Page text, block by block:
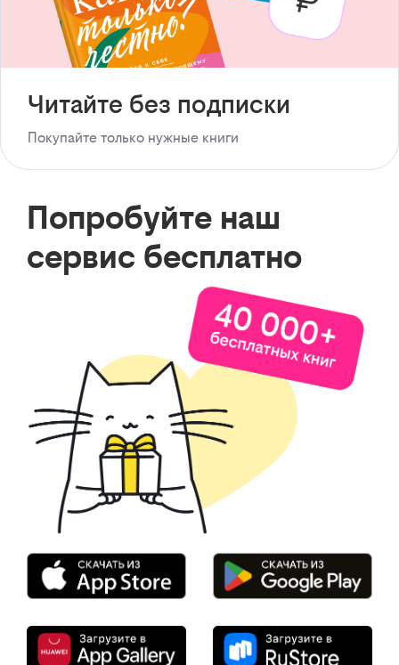
Читайте без подписки
Покупайте только нужные книги
Попробуйте наш
сервис бесплатно